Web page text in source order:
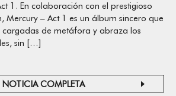
1. En colaboración con el prestigioso
Mercury – Act 1 es un álbum sincero que
de metáfora y abraza los
sin […]
NOTICIA COMPLETA